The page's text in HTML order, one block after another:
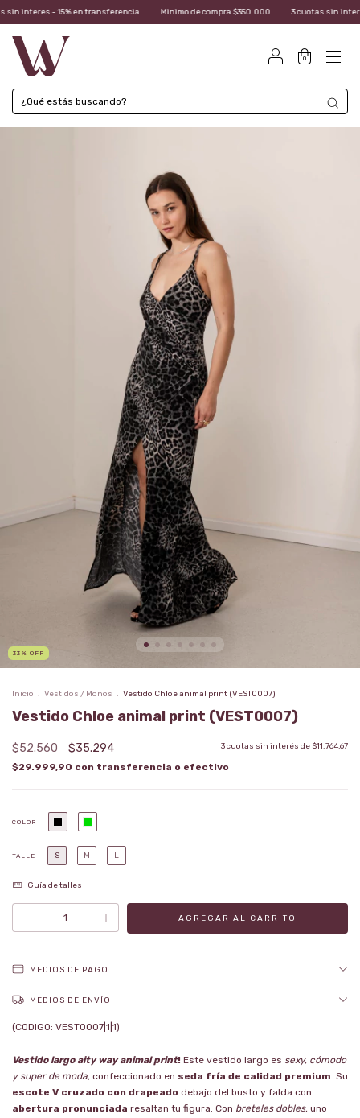
interes - 15% en transferencia Minimo de compra $350.000 3 cuotas sin interes
0
33 % OFF
Inicio . Vestidos / Monos . Vestido Chloe animal print (VEST0007)
Vestido Chloe animal print (VEST0007)
$52.560 $35.294 3cuotas sin interés de $11.764,67
$29.999,90 con
COLOR
TALLE S M L
Guía de talles
MEDIOS DE PAGO
MEDIOS DE ENVÍO
(CODIGO: VEST0007|1|1)
Vestido largo aity way animal print! Este vestido largo es sexy, cómodo
y super de moda, confeccionado en seda fría de calidad premium. Su
escote V cruzado con drapeado debajo del busto y falda con
abertura pronunciada resaltan tu figura. Con breteles dobles, uno